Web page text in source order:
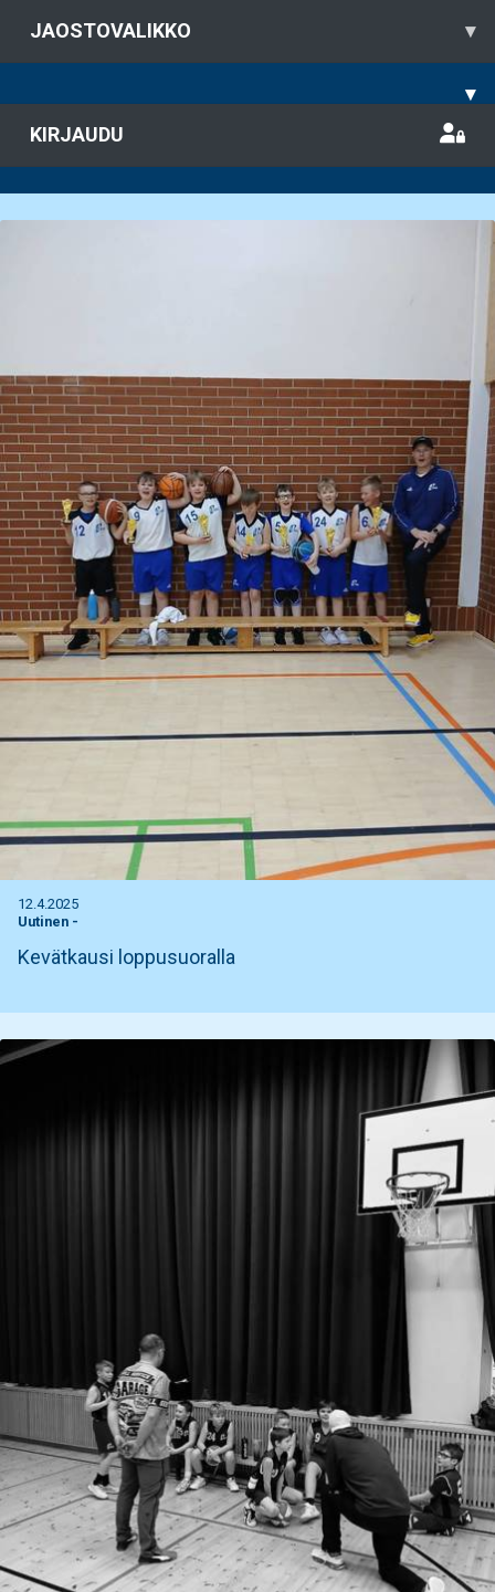
JAOSTOVALIKKO ▾
▾
KIRJAUDU
12.4.2025
Uutinen -
Kevätkausi loppusuoralla